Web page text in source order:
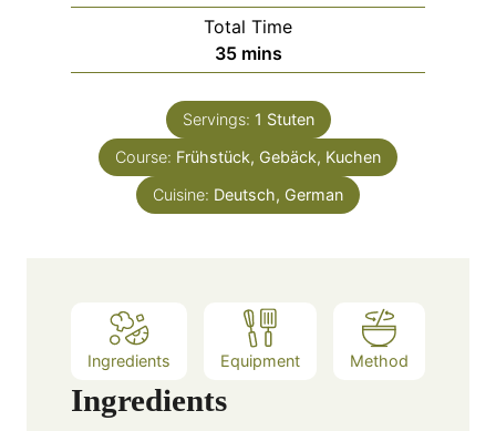
i
n
u
e
s
Total Time
35m
i
n
u
t
e
s
mins
Servings: 1 Stuten
Course: Frühstück, Gebäck, Kuchen
Cuisine: Deutsch, German
Ingredients Equipment Method
Ingredients